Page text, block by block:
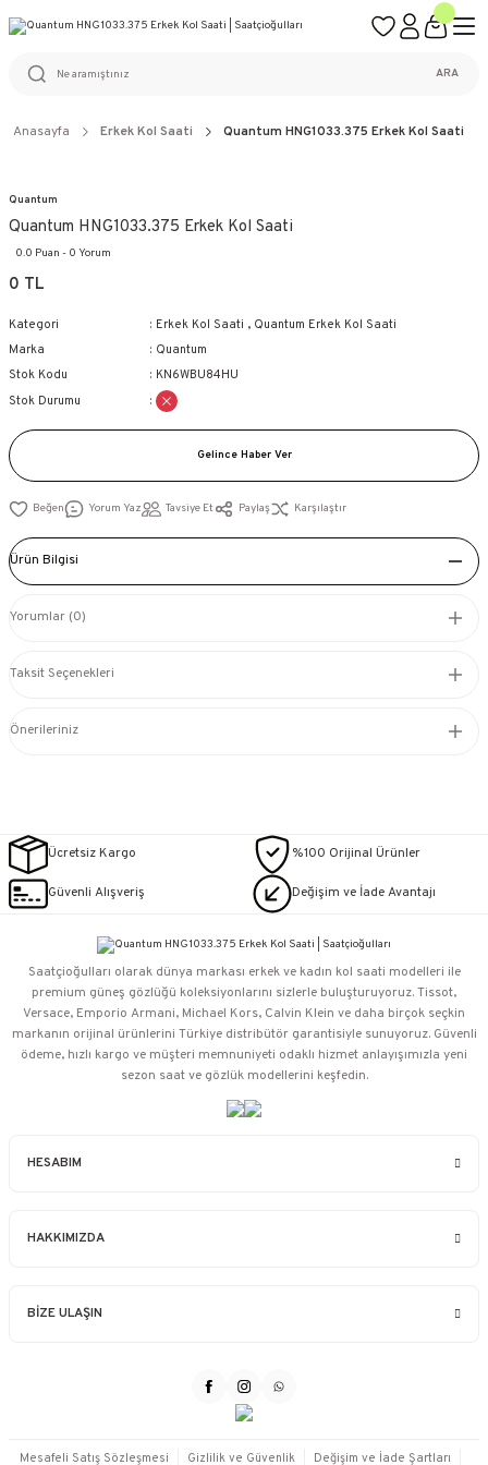
%100 ORİJİNAL ÜRÜN GARANTİSİ
ARA
Anasayfa Erkek Kol Saati Quantum HNG1033.375 Erkek Kol Saati
Quantum
Quantum HNG1033.375 Erkek Kol Saati
0.0 Puan - 0 Yorum
0 TL
Kategori Erkek Kol Saati , Quantum Erkek Kol Saati
Marka
Quantum
Stok Kodu
KN6WBU84HU
Stok Durumu
Gelince Haber Ver
Yorum Yaz Tavsiye Et Paylaş Karşılaştır
Ürün Bilgisi
Yorumlar (0)
Taksit Seçenekleri
Önerileriniz
Ücretsiz Kargo %100 Orijinal Ürünler
Güvenli Alışveriş Değişim ve İade Avantajı
HESABIM
HAKKIMIZDA
BİZE ULAŞIN
Saatçioğulları⁠ olarak dünya markası erkek ve kadın kol saati modelleri ile
premium güneş gözlüğü koleksiyonlarını sizlerle buluşturuyoruz. Tissot,
Versace, Emporio Armani, Michael Kors, Calvin Klein ve daha birçok seçkin
markanın orijinal ürünlerini Türkiye distribütör garantisiyle sunuyoruz. Güvenli
ödeme, hızlı kargo ve müşteri memnuniyeti odaklı hizmet anlayışımızla yeni
sezon saat ve gözlük modellerini keşfedin.
Mesafeli Satış Sözleşmesi Gizlilik ve Güvenlik Değişim ve İade Şartları